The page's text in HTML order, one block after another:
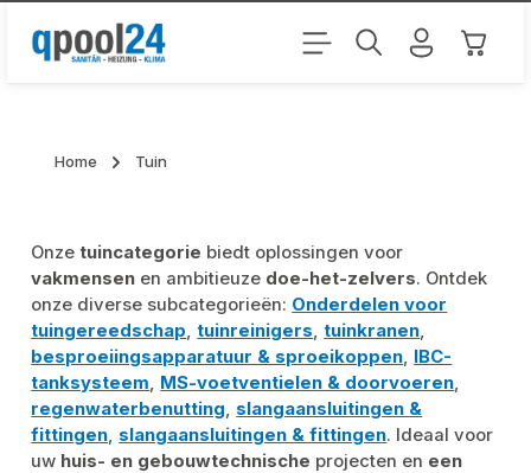
Ga naar de hoofdinhoud
Home Tuin
Onze tuincategorie biedt oplossingen voor
vakmensen en ambitieuze doe-het-zelvers. Ontdek
onze diverse subcategorieën: Onderdelen voor
tuingereedschap,tuinreinigers,tuinkranen,
besproeiingsapparatuur & sproeikoppen, IBC-
tanksysteem, MS-voetventielen & doorvoeren,
regenwaterbenutting, slangaansluitingen &
fittingen, slangaansluitingen & fittingen. Ideaal voor
uw huis- en gebouwtechnische projecten en een